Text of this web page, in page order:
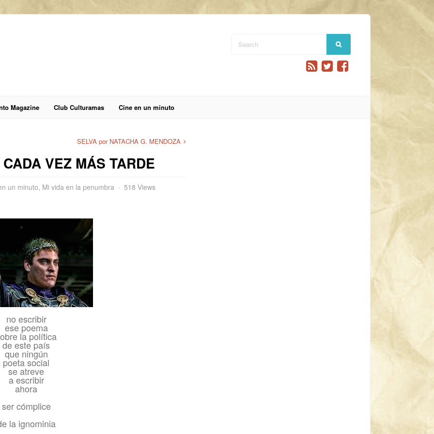
Magazine Club Culturamas Cine en un minuto
SELVA por NATACHA G. MENDOZA
VEZ MÁS TARDE
un minuto, Mi vida en la penumbra 518 Views
no escribir
ese poema
la política
de este país
que ningún
poeta social
se atreve
a escribir
ahora
ser cómplice
la ignominia